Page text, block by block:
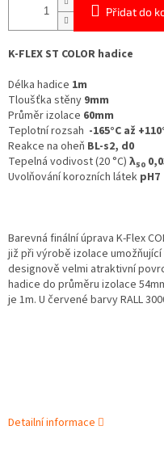
Přidat do
K-FLEX ST COLOR hadice
Délka hadice 1m
Tloušťka stěny 9mm
Průměr izolace 60mm
Teplotní rozsah -165°C až
Reakce na oheň BL-s2, d0
Tepelná vodivost (20 °C) λ50
Uvolňování korozních látek pH7
Barevná finální úprava K‑Flex
již při výrobě izolace
designově velmi atraktivní
hadice do průměru izolace
je 1m. U červené barvy RALL
Detailní informace